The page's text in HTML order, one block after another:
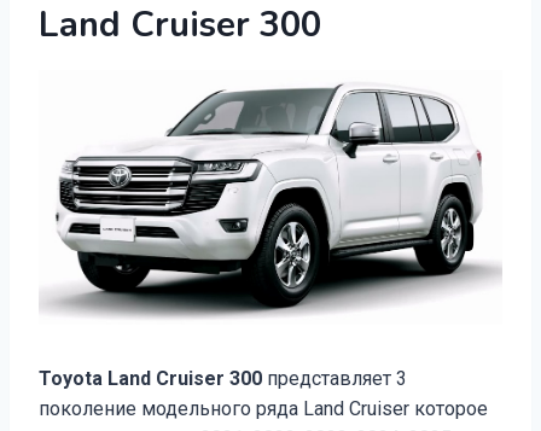
Land Cruiser 300
Toyota Land Cruiser 300 представляет 3
поколение модельного ряда Land Cruiser которое